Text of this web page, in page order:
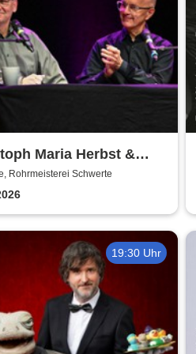
Maria Herbst &
Netenjakob - Das
Bemühen um
Rohrmeisterei Schwerte
19:30 Uhr